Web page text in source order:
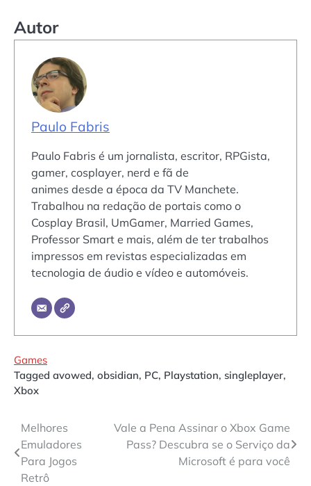
Autor
Paulo Fabris
Paulo Fabris é um jornalista, escritor, RPGista,
gamer, cosplayer, nerd e fã de
animes desde a época da TV Manchete.
Trabalhou na redação de portais como o
Cosplay Brasil, UmGamer, Married Games,
Professor Smart e mais, além de ter trabalhos
impressos em revistas especializadas em
tecnologia de áudio e vídeo e automóveis.
Games
Tagged avowed, obsidian, PC, Playstation, singleplayer,
Xbox
Navegação
de
Post
Melhores
Emuladores
Para Jogos
Retrô
Vale a Pena Assinar o Xbox Game
Pass? Descubra se o Serviço da
Microsoft é para você